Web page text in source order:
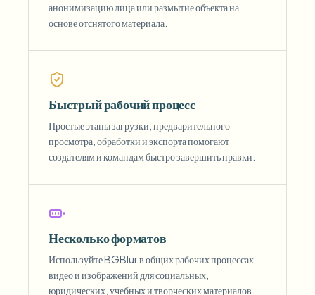
анонимизацию лица или размытие объекта на
основе отснятого материала.
Быстрый рабочий процесс
Простые этапы загрузки, предварительного
просмотра, обработки и экспорта помогают
создателям и командам быстро завершить правки.
Несколько форматов
Используйте BGBlur в общих рабочих процессах
видео и изображений для социальных,
юридических, учебных и творческих материалов.